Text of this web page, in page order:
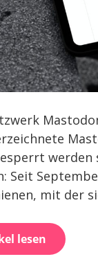
Seit
mit der
lesen